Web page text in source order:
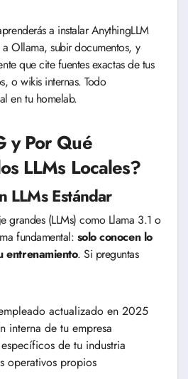
a instalar AnythingLLM
Ollama, subir documentos, y
que cite fuentes exactas de tus
o wikis internas. Todo
en tu homelab.
y Por Qué
LLMs Locales?
LLMs Estándar
grandes (LLMs) como Llama 3.1 o
fundamental: solo conocen lo
entrenamiento. Si preguntas
actualizado en 2025
interna de tu empresa
de tu industria
operativos propios